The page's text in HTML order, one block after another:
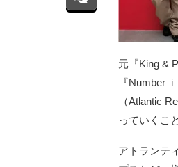
元『King &
『
（Atlantic
っていくこ
アトランテ